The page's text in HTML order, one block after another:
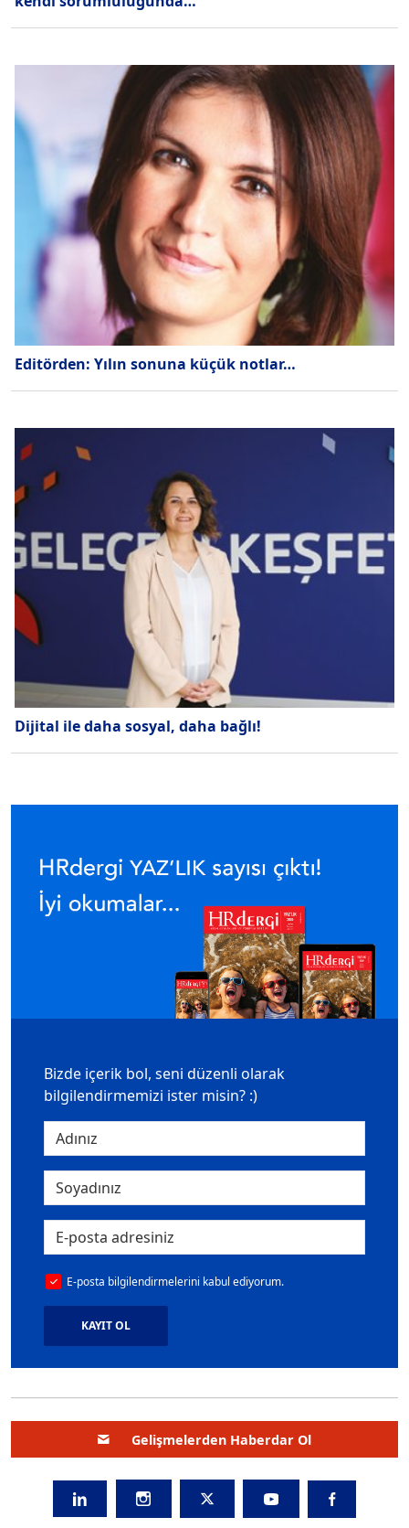
Editörden: Yılın sonuna küçük notlar…
Dijital ile daha sosyal, daha bağlı!
Bizde içerik bol, seni düzenli olarak
bilgilendirmemizi ister misin? :)
E-posta bilgilendirmelerini kabul ediyorum.
KAYIT OL
Gelişmelerden Haberdar Ol